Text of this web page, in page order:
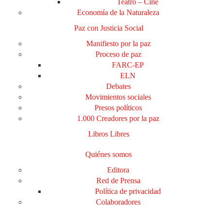
Teatro – Cine
Economía de la Naturaleza
Paz con Justicia Social
Manifiesto por la paz
Proceso de paz
FARC-EP
ELN
Debates
Movimientos sociales
Presos políticos
1.000 Creadores por la paz
Libros Libres
Quiénes somos
Editora
Red de Prensa
Política de privacidad
Colaboradores